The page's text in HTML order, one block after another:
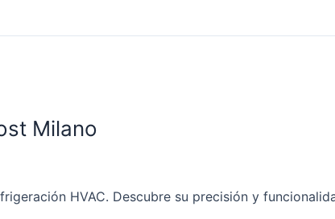
Milano
HVAC. Descubre su precisión y